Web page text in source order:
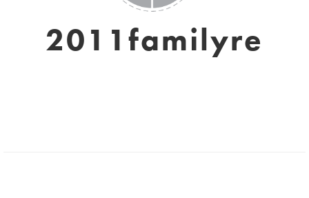
2011familyre